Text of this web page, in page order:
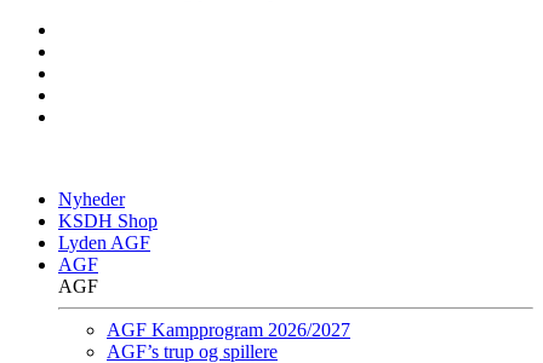
Nyheder
KSDH Shop
Lyden AGF
AGF
AGF
AGF Kampprogram 2026/2027
AGF’s trup og spillere